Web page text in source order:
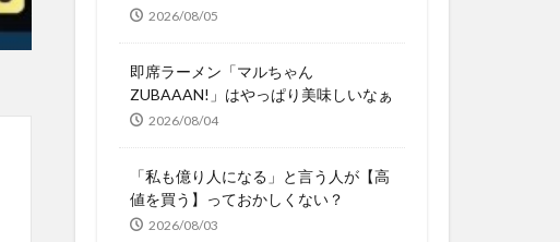
2026/08/05
即席ラーメン「マルちゃん
ZUBAAAN!」はやっぱり美味しいなぁ
2026/08/04
「私も億り人になる」と言う人が【高
値を買う】っておかしくない？
2026/08/03